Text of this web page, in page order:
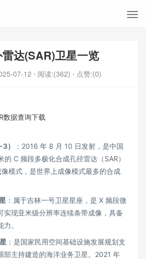
达(SAR)卫星一览
07-12 ⋅ 阅读:(362) ⋅ 点赞:(0)
数据查询下载
）
：2016 年 8 月 10 日发射，是中国
的 C 频段多极化合成孔径雷达（SAR）
模式，是世界上成像模式最多的合成
：属于吉林一号卫星星座，是 X 频段微
实现亚米级分辨率连续条带成像，具备
。
：是国家民用空间基础设施发展规划支
部主持建造的海洋业务卫星。2021 年